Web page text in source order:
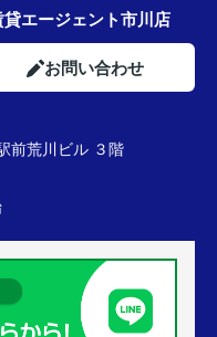
エージェント市川店
お問い合わせ
前荒川ビル ３階